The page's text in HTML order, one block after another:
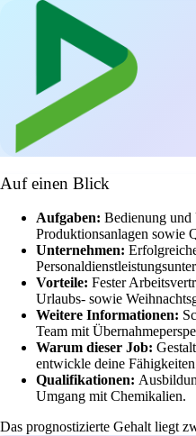
Auf einen Blick
Aufgaben: Bedienung
Produktionsanlagen sowie
Unternehmen:
Vorteile: Fester
Urlaubs- sowie
Weitere Informationen:
Team mit
Warum dieser Job:
entwickle deine
Qualifikationen:
Umgang mit Chemikalien.
Das prognostizierte Gehalt liegt